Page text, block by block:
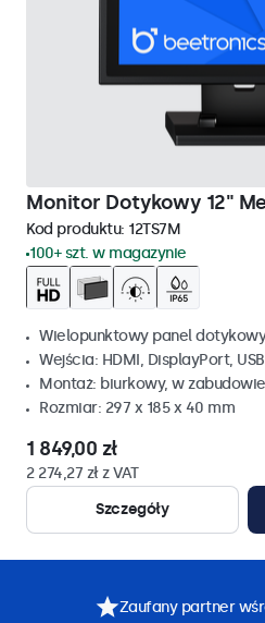
Monitor Dotykowy 12"
Kod produktu: 12TS7M
100+ szt. w magazynie
Wielopunktowy panel dotykowy
Wejścia: HDMI, DisplayPort,
Montaż: biurkowy, w
Rozmiar: 297 x 185 x 40 mm
1 849,00 zł
2 274,27 zł z VAT
Szczegóły
Zaufany partner